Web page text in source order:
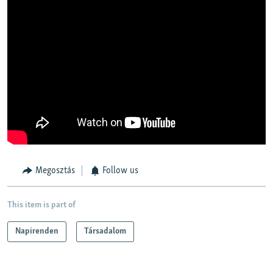
Megosztás Follow us
This item is part of
Napirenden Társadalom